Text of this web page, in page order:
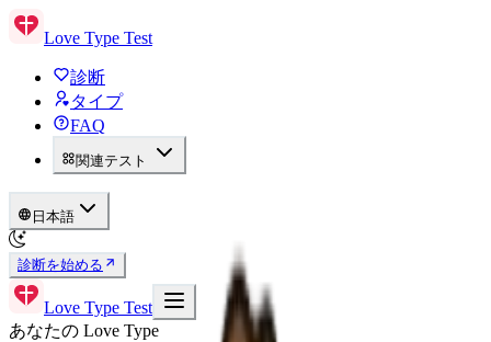
Love Type Test
診断
タイプ
FAQ
関連テスト
日本語
診断を始める
Love Type Test
あなたの Love Type